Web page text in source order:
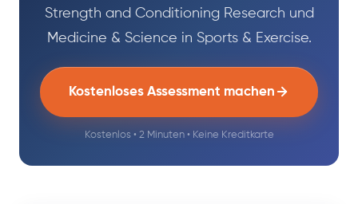
Strength and Conditioning Research und
Medicine & Science in Sports & Exercise.
Kostenloses Assessment machen
Kostenlos • 2 Minuten • Keine Kreditkarte